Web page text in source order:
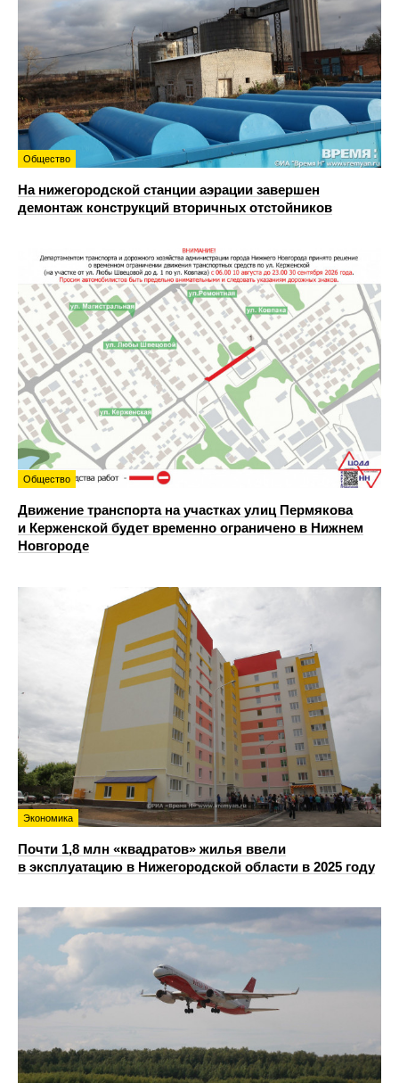
Общество
На нижегородской станции аэрации завершен
демонтаж конструкций вторичных отстойников
Общество
Движение транспорта на участках улиц Пермякова
и Керженской будет временно ограничено в Нижнем
Новгороде
Экономика
Почти 1,8 млн «квадратов» жилья ввели
в эксплуатацию в Нижегородской области в 2025 году